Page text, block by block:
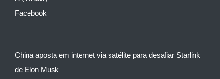
Facebook
China aposta em internet via satélite para desafiar Starlink
de Elon Musk